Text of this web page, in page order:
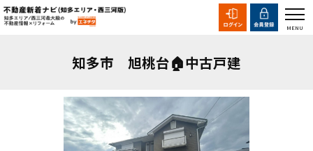
知多市 旭桃台🏠中古戸建